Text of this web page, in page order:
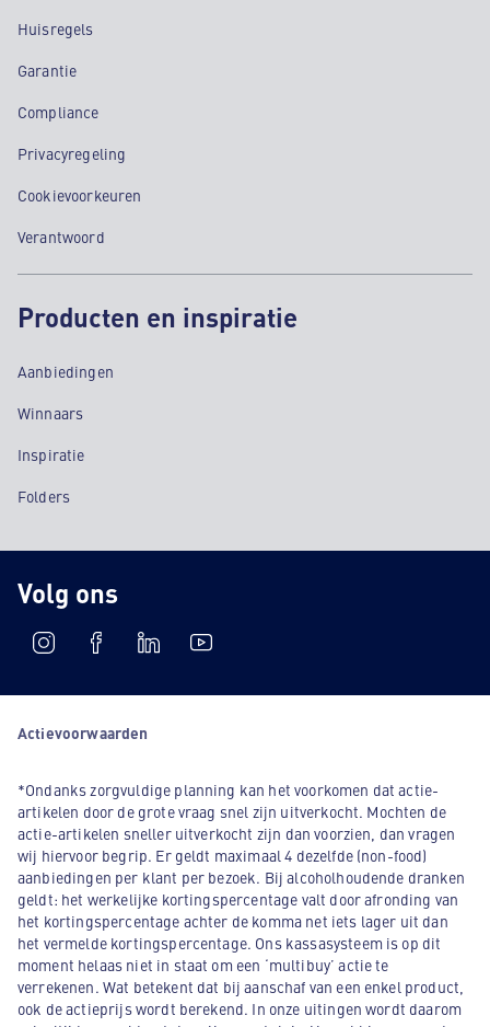
Huisregels
Garantie
Compliance
Privacyregeling
Cookievoorkeuren
Verantwoord
Producten en inspiratie
Aanbiedingen
Winnaars
Inspiratie
Folders
Volg ons
Actievoorwaarden
*Ondanks zorgvuldige planning kan het voorkomen dat actie-
artikelen door de grote vraag snel zijn uitverkocht. Mochten de
actie-artikelen sneller uitverkocht zijn dan voorzien, dan vragen
wij hiervoor begrip. Er geldt maximaal 4 dezelfde (non-food)
aanbiedingen per klant per bezoek. Bij alcoholhoudende dranken
geldt: het werkelijke kortingspercentage valt door afronding van
het kortingspercentage achter de komma net iets lager uit dan
het vermelde kortingspercentage. Ons kassasysteem is op dit
moment helaas niet in staat om een ‘multibuy’ actie te
verrekenen. Wat betekent dat bij aanschaf van een enkel product,
ook de actieprijs wordt berekend. In onze uitingen wordt daarom